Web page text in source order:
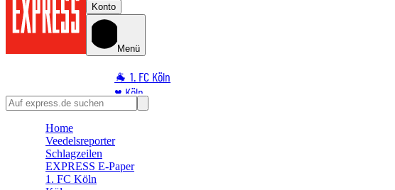
Konto
Menü
🐐 1. FC Köln
♥️ Köln
⭐ Promi
🛒 Shoppingwelt
🧩 Spiele
Home
Veedelsreporter
Schlagzeilen
EXPRESS E-Paper
1. FC Köln